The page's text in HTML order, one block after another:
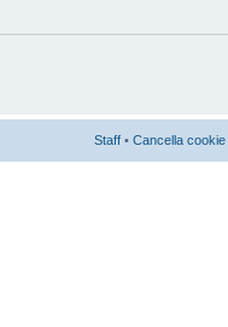
Staff • Cancella cookie